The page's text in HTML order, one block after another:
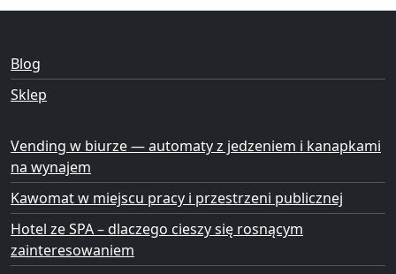
Blog
Sklep
Vending w biurze — automaty z jedzeniem i kanapkami
na wynajem
Kawomat w miejscu pracy i przestrzeni publicznej
Hotel ze SPA – dlaczego cieszy się rosnącym
zainteresowaniem